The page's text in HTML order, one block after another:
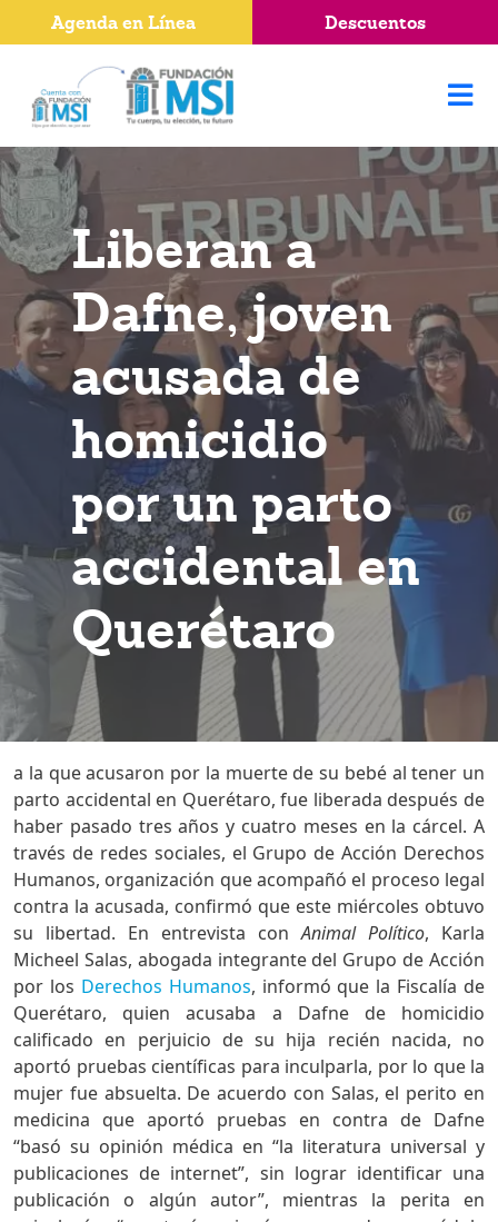
Liberan a
Dafne, joven
acusada de
homicidio
por un parto
accidental en
Querétaro
a la que acusaron por la muerte de su bebé al tener un
parto accidental en Querétaro, fue liberada después de
haber pasado tres años y cuatro meses en la cárcel. A
través de redes sociales, el Grupo de Acción Derechos
Humanos, organización que acompañó el proceso legal
contra la acusada, confirmó que este miércoles obtuvo
su libertad. En entrevista conAnimal Político, Karla
Micheel Salas, abogada integrante del Grupo de Acción
por los Derechos Humanos, informó que la Fiscalía de
Querétaro, quien acusaba a Dafne de homicidio
calificado en perjuicio de su hija recién nacida, no
aportó pruebas científicas para inculparla, por lo que la
mujer fue absuelta. De acuerdo con Salas, el perito en
medicina que aportó pruebas en contra de Dafne
“basó su opinión médica en “la literatura universal y
publicaciones de internet”, sin lograr identificar una
publicación o algún autor”, mientras la perita en
Agenda en Línea Descuentos